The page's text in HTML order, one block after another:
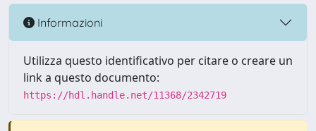
Informazioni
Utilizza questo identificativo per citare o creare un
link a questo documento:
https://hdl.handle.net/11368/2342719